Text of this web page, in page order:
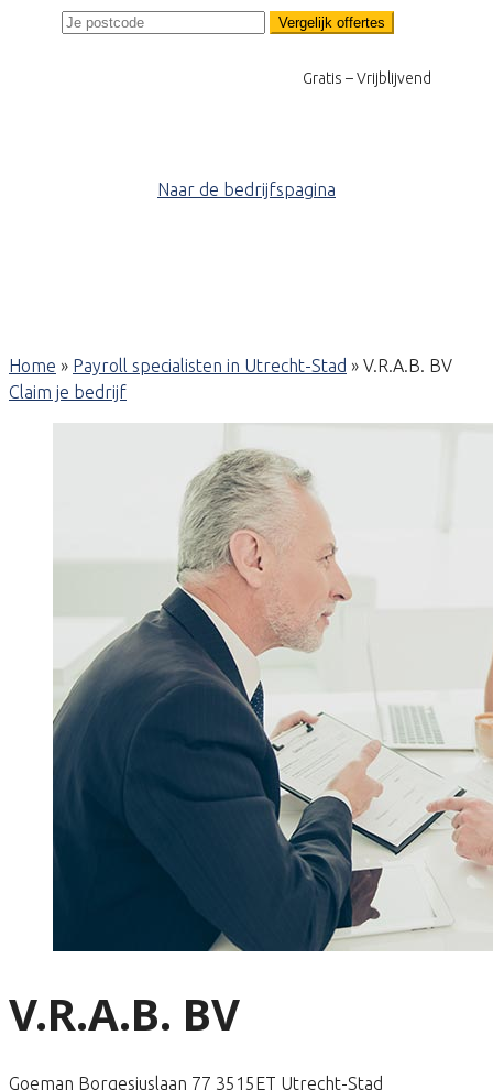
Vergelijk offertes
Gratis – Vrijblijvend
Naar de bedrijfspagina
Home » Payroll specialisten in Utrecht-Stad » V.R.A.B. BV
Claim je bedrijf
V.R.A.B. BV
Goeman Borgesiuslaan 77 3515ET Utrecht-Stad